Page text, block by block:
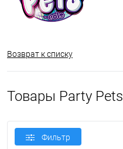
Возврат к списку
Товары Party Pets
Фильтр